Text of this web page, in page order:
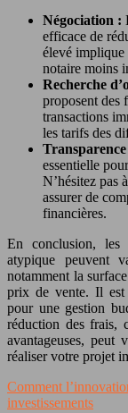
Négociation :
efficace de
élevé implique
notaire moins
Recherche
proposent des
transactions
les tarifs des
essentielle
N’hésitez pas
assurer de
financières.
En conclusion, les
atypique peuvent
notamment la
prix de vente. Il est
pour une gestion
réduction des frais,
avantageuses, peut
réaliser votre projet
Comment
investissements